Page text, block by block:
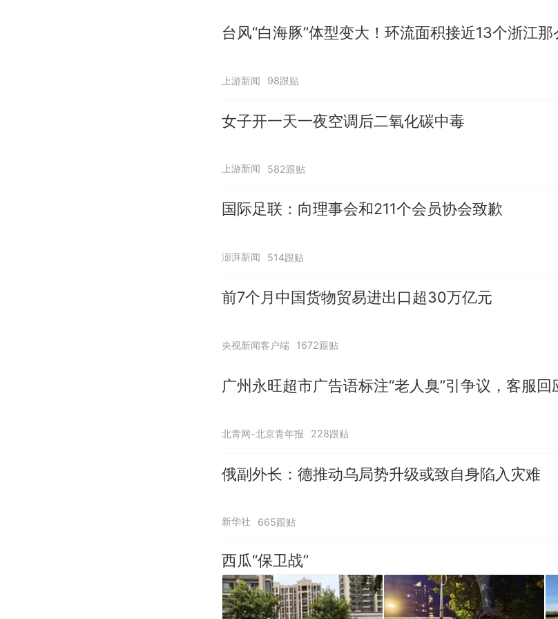
台风“白海豚”体型变大！环流面积接近13个浙江那
上游新闻 98跟贴
女子开一天一夜空调后二氧化碳中毒
上游新闻 582跟贴
国际足联：向理事会和211个会员协会致歉
澎湃新闻 514跟贴
前7个月中国货物贸易进出口超30万亿元
央视新闻客户端 1672跟贴
广州永旺超市广告语标注“老人臭”引争议，客服回
北青网-北京青年报 228跟贴
俄副外长：德推动乌局势升级或致自身陷入灾难
新华社 665跟贴
西瓜“保卫战”